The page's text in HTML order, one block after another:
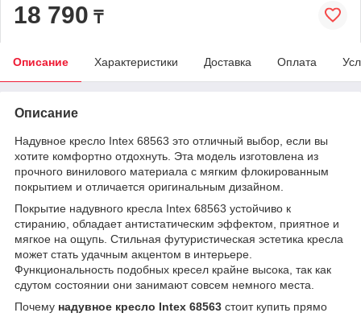
18 790 ₸
Описание Характеристики Доставка Оплата
Описание
Надувное кресло Intex 68563 это отличный выбор, если вы
хотите комфортно отдохнуть. Эта модель изготовлена из
прочного винилового материала с мягким флокированным
покрытием и отличается оригинальным дизайном.
Покрытие надувного кресла Intex 68563 устойчиво к
стиранию, обладает антистатическим эффектом, приятное и
мягкое на ощупь. Стильная футуристическая эстетика кресла
может стать удачным акцентом в интерьере.
Функциональность подобных кресел крайне высока, так как
сдутом состоянии они занимают совсем немного места.
Почему надувное кресло Intex 68563 стоит купить прямо